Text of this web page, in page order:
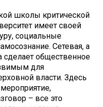
школы критической
имеет своей
социальные
Сетевая, а
сделает общественное
для
власти. Здесь
– все это